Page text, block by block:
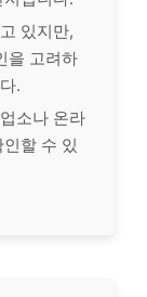
있지만,
을 고려하
.
소나 온라
할 수 있